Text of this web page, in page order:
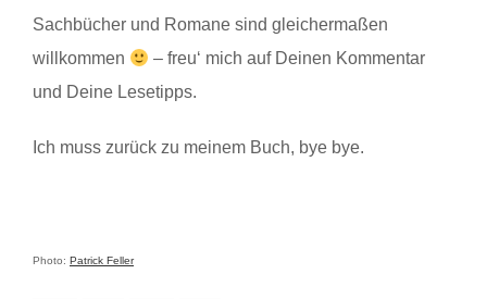
Sachbücher und Romane sind gleichermaßen
willkommen
– freu‘ mich auf Deinen Kommentar
und Deine Lesetipps.
Ich muss zurück zu meinem Buch, bye bye.
Photo: Patrick Feller